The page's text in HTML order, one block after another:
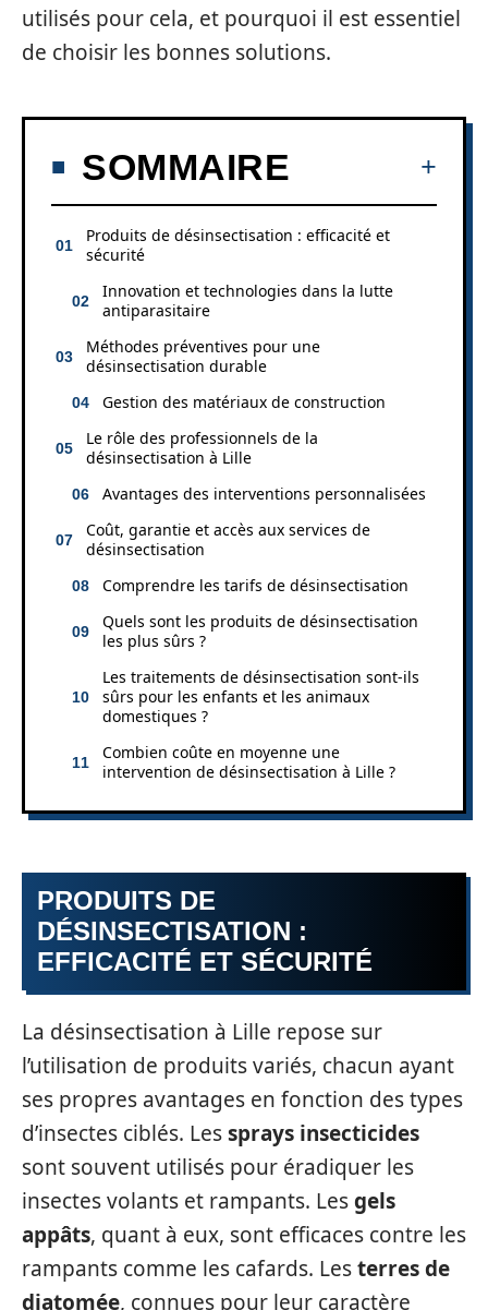
utilisés pour cela, et pourquoi il est essentiel
de choisir les bonnes solutions.
SOMMAIRE
Produits de désinsectisation : efficacité et
sécurité
Innovation et technologies dans la lutte
antiparasitaire
Méthodes préventives pour une
désinsectisation durable
Gestion des matériaux de construction
Le rôle des professionnels de la
désinsectisation à Lille
Avantages des interventions personnalisées
Coût, garantie et accès aux services de
désinsectisation
Comprendre les tarifs de désinsectisation
Quels sont les produits de désinsectisation
les plus sûrs ?
Les traitements de désinsectisation sont-ils
sûrs pour les enfants et les animaux
domestiques ?
Combien coûte en moyenne une
intervention de désinsectisation à Lille ?
PRODUITS DE
DÉSINSECTISATION :
EFFICACITÉ ET SÉCURITÉ
La désinsectisation à Lille repose sur
l’utilisation de produits variés, chacun ayant
ses propres avantages en fonction des types
d’insectes ciblés. Lessprays insecticides
sont souvent utilisés pour éradiquer les
insectes volants et rampants. Lesgels
appâts, quant à eux, sont efficaces contre les
rampants comme les cafards. Lesterres de
diatomée, connues pour leur caractère